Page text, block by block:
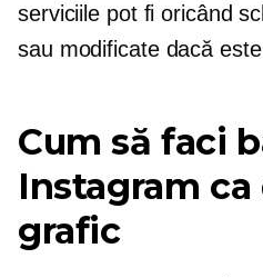
serviciile pot fi oricând
sau modificate dacă
Cum să faci
Instagram
grafic